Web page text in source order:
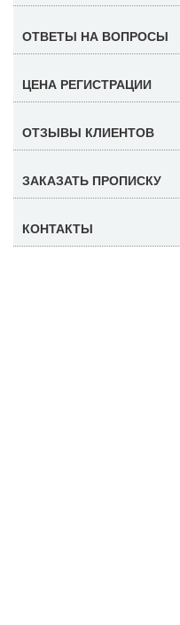
ОТВЕТЫ НА ВОПРОСЫ
ЦЕНА РЕГИСТРАЦИИ
ОТЗЫВЫ КЛИЕНТОВ
ЗАКАЗАТЬ ПРОПИСКУ
КОНТАКТЫ